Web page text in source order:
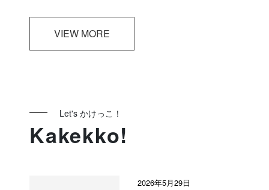
VIEW MORE
Let's かけっこ！
Kakekko!
2026年5月29日